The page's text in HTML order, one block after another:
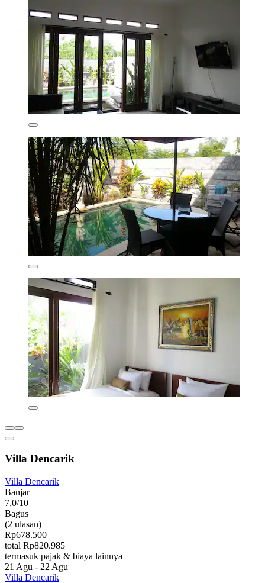
Villa Dencarik
Villa Dencarik
Banjar
7,0/10
Bagus
(2 ulasan)
Rp678.500
total Rp820.985
termasuk pajak & biaya lainnya
21 Agu - 22 Agu
Villa Dencarik